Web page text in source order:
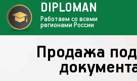
Продажа
DIPLOMAN
Работаем со всеми
регионами России